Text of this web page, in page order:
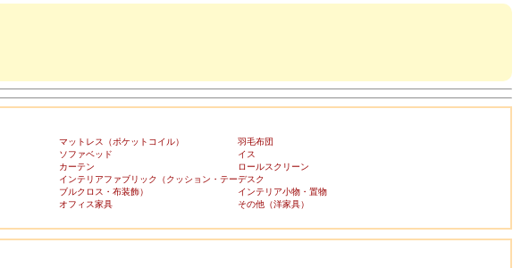
マットレス（ポケットコイル）
羽毛布団
ソファベッド
イス
カーテン
ロールスクリーン
インテリアファブリック（クッション・テー
ブルクロス・布装飾）
デスク
インテリア小物・置物
オフィス家具
その他（洋家具）